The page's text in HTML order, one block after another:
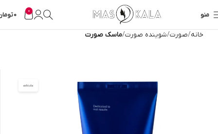
منو 0
0
خانه صورت شوینده صورت ماسک صورت